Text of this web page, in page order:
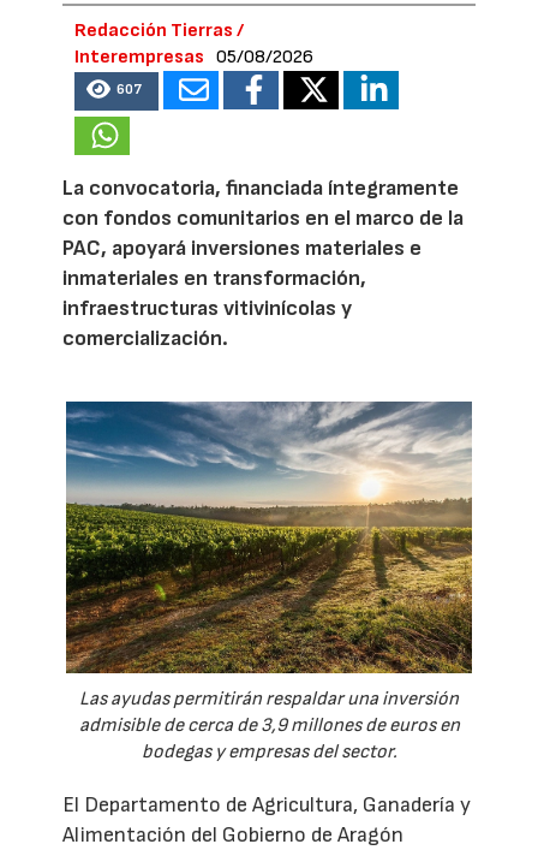
Redacción Tierras /
Interempresas
05/08/2026
607
La convocatoria, financiada íntegramente
con fondos comunitarios en el marco de la
PAC, apoyará inversiones materiales e
inmateriales en transformación,
infraestructuras vitivinícolas y
comercialización.
Las ayudas permitirán respaldar una inversión
admisible de cerca de 3,9 millones de euros en
bodegas y empresas del sector.
El Departamento de Agricultura, Ganadería y
Alimentación del Gobierno de Aragón